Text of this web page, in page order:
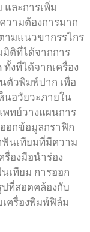
ละการเพิ่ม
วามต้องการมาก
ามแนวขากรรไกร
ติที่ได้จากการ
งที่ได้จากเครื่อง
ตัวพิมพ์ปาก เพื่อ
นอวัยวะภายใน
ทย์วางแผนการ
อกข้อมูลกราฟิก
ฟันเทียมที่มีความ
รื่องมือนำร่อง
เทียม การออก
ที่สอดคล้องกับ
ครื่องพิมพ์ฟิล์ม